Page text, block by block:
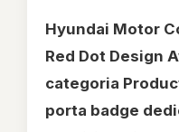
Hyundai Motor
Red Dot Design
categoria
porta badge